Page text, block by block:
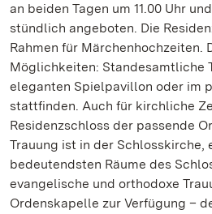
an beiden Tagen um 11.00 Uhr
stündlich angeboten. Die
Rahmen für Märchenhochzeiten.
Möglichkeiten: Standesamtliche
eleganten Spielpavillon oder im
stattfinden. Auch für kirchliche
Residenzschloss der passende
Trauung ist in der Schlosskirche,
bedeutendsten Räume des
evangelische und orthodoxe
Ordenskapelle zur Verfügung –